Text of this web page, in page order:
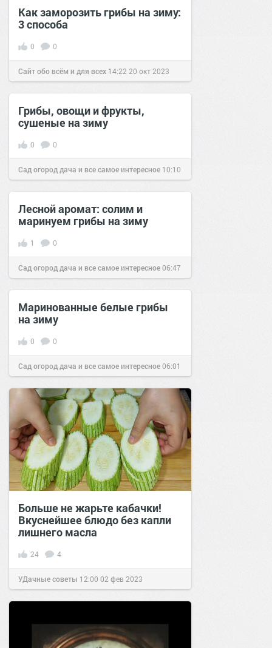
Как заморозить грибы на зиму:
3 способа
0 0
Сайт обо всём и для всех 14:22 20 окт 2023
Грибы, овощи и фрукты,
сушеные на зиму
0 0
Сад огород дача и все самое интересное 10:10
24 июл 2016
Лесной аромат: солим и
маринуем грибы на зиму
1 0
Сад огород дача и все самое интересное06:47
11 июл 2016
Маринованные белые грибы
на зиму
0 0
Сад огород дача и все самое интересное06:01
12 сен 2016
Больше не жарьте кабачки!
Вкуснейшее блюдо без капли
лишнего масла
24 4
УДачные советы 12:00 02 фев 2023